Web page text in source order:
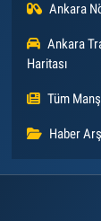
Ankara
Ankara
Haritası
Tüm
Haber